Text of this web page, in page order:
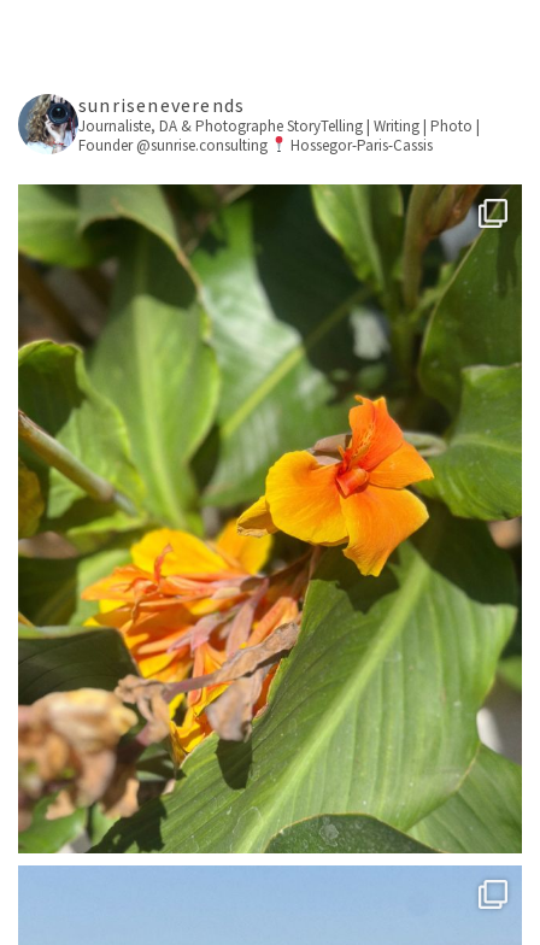
sunriseneverends
Journaliste, DA & PhotographeStoryTelling | Writing | Photo |
Founder @sunrise.consulting
Hossegor-Paris-Cassis